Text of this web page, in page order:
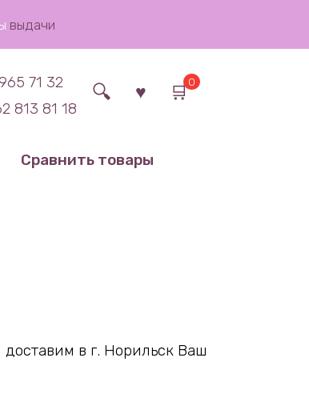
выдачи
71 32
813 81 18
0
Сравнить товары
в г. Норильск Ваш